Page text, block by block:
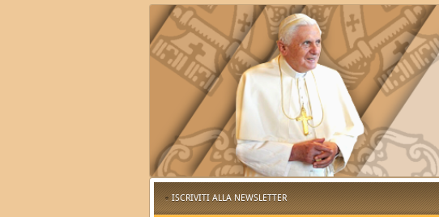
ISCRIVITI ALLA NEWSLETTER